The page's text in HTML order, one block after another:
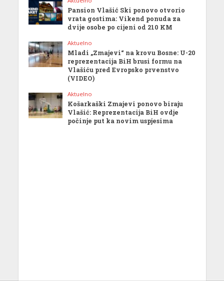
Pansion Vlašić Ski ponovo otvorio
vrata gostima: Vikend ponuda za
dvije osobe po cijeni od 210 KM
Aktuelno
Mladi „Zmajevi“ na krovu Bosne: U-20
reprezentacija BiH brusi formu na
Vlašiću pred Evropsko prvenstvo
(VIDEO)
Aktuelno
Košarkaški Zmajevi ponovo biraju
Vlašić: Reprezentacija BiH ovdje
počinje put ka novim uspjesima